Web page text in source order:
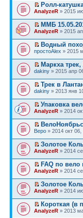
Ролл-
AnalyzeR » 2015
ММБ
AnalyzeR » 2015
Водный
простоAlex » 2015
Маркха трек,
dakiny » 2015 апр
Трек в
dakiny » 2013 янв
Упаковка
AnalyzeR » 2014
Веро » 2014 окт 06,
Золотое
AnalyzeR » 2014
FAQ по вело
AnalyzeR » 2014
Золотое
AnalyzeR » 2014
Короткая (в
AnalyzeR » 2013